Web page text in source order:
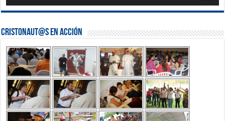
Cristonaut@s en Acción